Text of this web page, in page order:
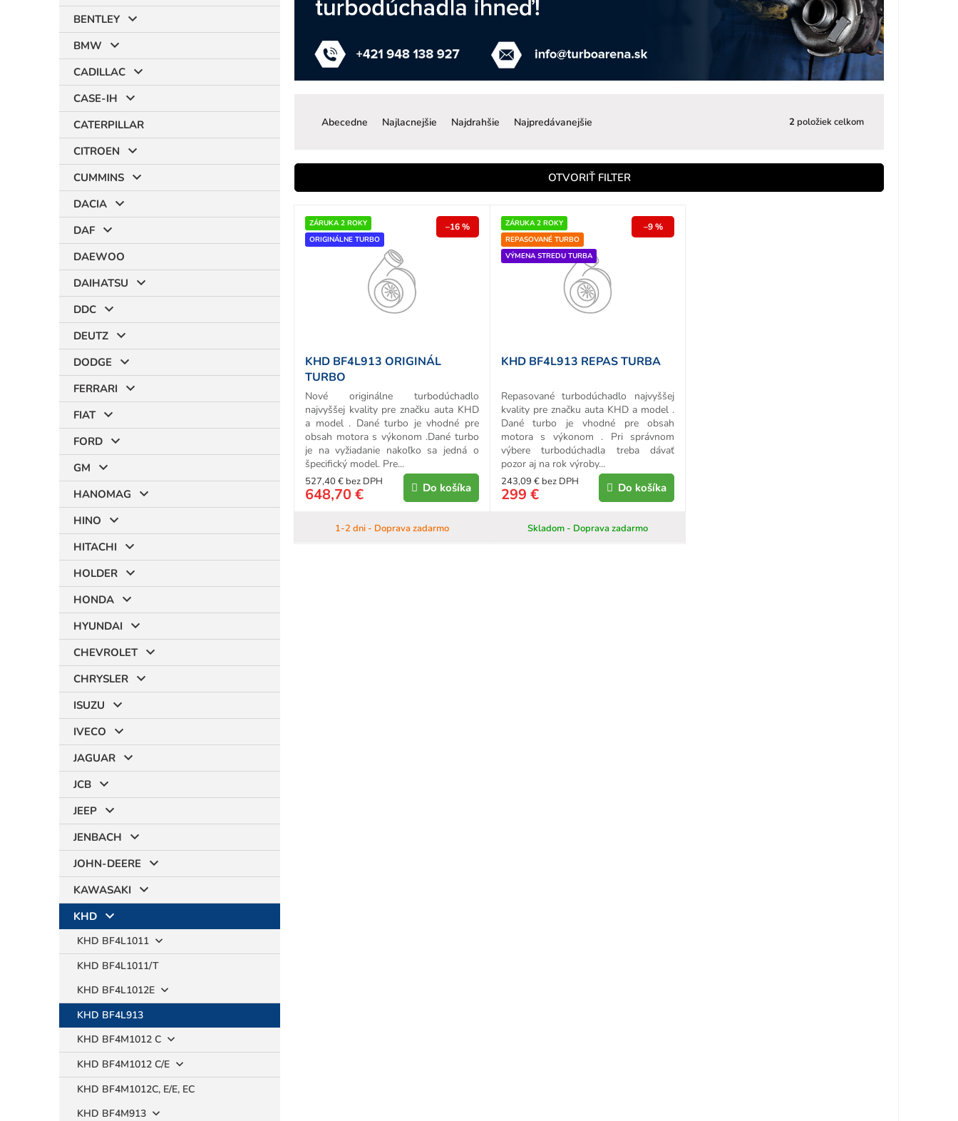
BENTLEY
BMW
CADILLAC
CASE-IH
CATERPILLAR
CITROEN
CUMMINS
DACIA
DAF
DAEWOO
DAIHATSU
DDC
DEUTZ
DODGE
FERRARI
FIAT
FORD
GM
HANOMAG
HINO
HITACHI
HOLDER
HONDA
HYUNDAI
CHEVROLET
CHRYSLER
ISUZU
IVECO
JAGUAR
JCB
JEEP
JENBACH
JOHN-DEERE
KAWASAKI
KHD
KHD BF4L1011
KHD BF4L1011/T
KHD BF4L1012E
KHD BF4L913
KHD BF4M1012 C
KHD BF4M1012 C/E
KHD BF4M1012C, E/E, EC
KHD BF4M913
n
p
r
o
Abecedne Najlacnejšie Najdrahšie Najpredávanejšie 2 položiek celkom
OTVORIŤ FILTER
ZÁRUKA 2 ROKY
ORIGINÁLNE TURBO
–16 %
KHD BF4L913 ORIGINÁL
TURBO
1-2 dni - Doprava zadarmo
527,40 € bez DPH
648,70 € Do košíka
Nové originálne turbodúchadlo
najvyššej kvality pre značku auta KHD
a model . Dané turbo je vhodné pre
obsah motora s výkonom .Dané turbo
je na vyžiadanie nakoľko sa jedná o
špecifický model. Pre...
ZÁRUKA 2 ROKY
REPASOVANÉ TURBO
VÝMENA STREDU TURBA
–9 %
KHD BF4L913 REPAS TURBA
Skladom - Doprava zadarmo
243,09 € bez DPH
299 € Do košíka
Repasované turbodúchadlo najvyššej
kvality pre značku auta KHD a model .
Dané turbo je vhodné pre obsah
motora s výkonom . Pri správnom
výbere turbodúchadla treba dávať
pozor aj na rok výroby...